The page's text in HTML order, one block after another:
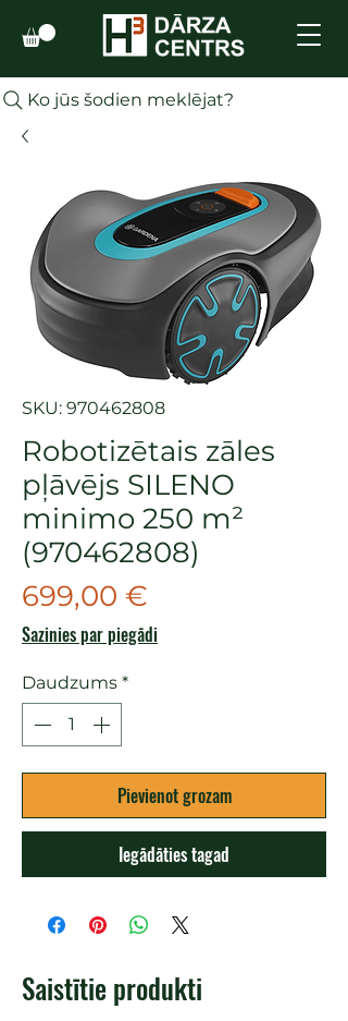
Ko jūs šodien meklējat?
SKU: 970462808
Robotizētais zāles
pļāvējs SILENO
minimo 250 m²
(970462808)
699,00 €
Sazinies par piegādi
Daudzums *
Pievienot grozam
Iegādāties tagad
Saistītie produkti